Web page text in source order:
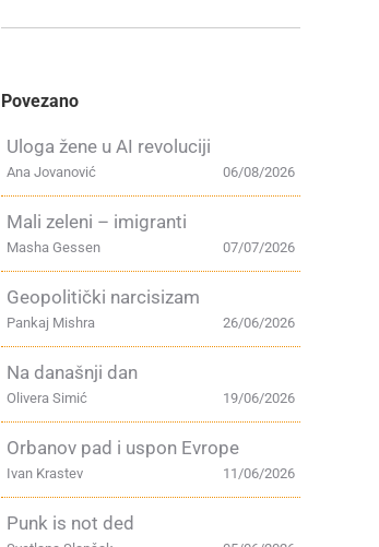
Povezano
Uloga žene u AI revoluciji
06/08/2026
Ana Jovanović
Mali zeleni – imigranti
07/07/2026
Masha Gessen
Geopolitički narcisizam
26/06/2026
Pankaj Mishra
Na današnji dan
19/06/2026
Olivera Simić
Orbanov pad i uspon Evrope
11/06/2026
Ivan Krastev
Punk is not ded